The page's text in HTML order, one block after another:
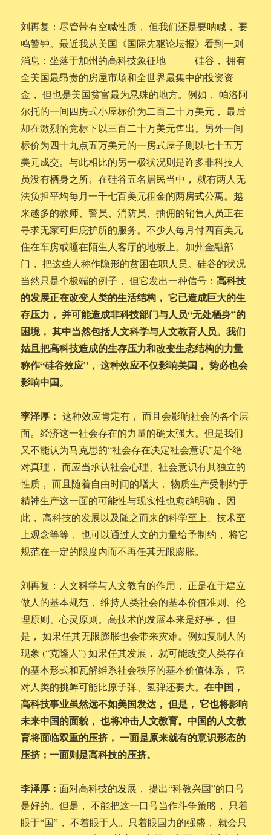
刘再复：尽管带有空喊性质， 但我们还是要呐喊， 要
鸣警钟。最近我从美国《国际先驱论坛报》看到一则
消息：坐落于加州的高科技象征地———硅谷， 拥有
全美国最昂贵的房屋市场和全世界最集中的投资资
金， 但也是美国贫富最为悬殊的地方。例如， 帕洛阿
尔托的一间四房式小屋标价为二百二十万美元， 最后
却在激烈的竞标下以三百二十万美元售出。另外一间
标价为四十九点五万美元的一房式屋子则以七十五万
美元成交。与此相比的另一极状况则是许多非科技人
员没有栖身之所。在硅谷五名居民当中， 就有两人无
法负担平均每月一千七百美元租金的两房式公寓。越
来越多的教师、警员、消防员、抽佣的销售人员正在
寻求无家可归庇护所的服务。不少人每月付四百美元
住在车房或睡在陌生人客厅的地板上。加州金融部
门， 把这些人称作隐形的贫困在职人员。硅谷的状况
当然只是个极端的例子， 但它发出一种信号：高科技
的发展正在改变人类的生活结构， 它已造成巨大的生
存压力， 并可能造成非科技部门与人员“无处栖身”的
困境， 其中当然包括人文科学与人文教育人员。我们
姑且把高科技造成的生存压力和改变生态结构的力量
称作“硅谷效应”， 这种效应不仅影响美国， 势必也会
影响中国。
李泽厚： 这种效应肯定有， 而且会影响社会的各个层
面。经济这一社会存在的力量的确太强大。但是我们
又不能认为马克思的“社会存在决定社会意识”是个绝
对真理， 而应当承认社会心理、社会意识有其独立的
性质， 而且随着自由时间的增大， 物质生产受制约于
精神生产这一面的可能性与现实性也愈趋明确， 因
此， 高科技的发展以及随之而来的科学至上、技术至
上观念等等， 也可以通过人文的力量给予制约， 将它
规范在一定的限度内而不再任其无限膨胀。
刘再复：人文科学与人文教育的作用， 正是在于建立
做人的基本规范， 维持人类社会的基本价值准则、伦
理原则、心灵原则。高技术的发展本来是好事， 但
是， 如果任其无限膨胀也会带来灾难。例如复制人的
现象 (“克隆人”) 如果任其发展， 就可能改变人类存在
的基本形式和瓦解维系社会秩序的基本价值体系， 它
对人类的挑衅可能比原子弹、氢弹还要大。在中国，
高科技事业虽然远不如美国发达， 但是， 它也将影响
未来中国的面貌， 也将冲击人文教育。中国的人文教
育将面临双重的压挤， 一面是原来就有的意识形态的
压挤；一面则是高科技的压挤。
李泽厚：面对高科技的发展， 提出“科教兴国”的口号
是好的。但是， 不能把这一口号当作斗争策略， 只着
眼于“国”， 不着眼于人。只着眼国力的强盛， 就会只